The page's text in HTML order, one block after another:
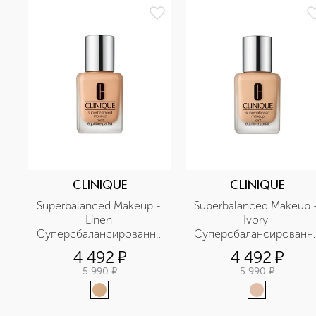
CLINIQUE
Superbalanced Makeup -
Linen
Суперсбалансированный
тональный крем для
комбинированной кожи
4 492 ¤
5 990 ¤
CLINIQUE
Superbalanced Makeup
Ivory
тональный крем для
комбинированной кожи
4 492 ¤
5 990 ¤